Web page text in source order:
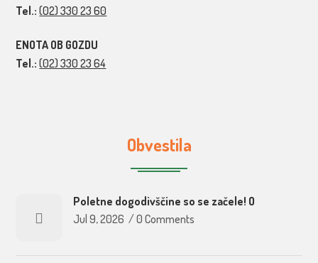
Tel.: (02) 330 23 60
ENOTA OB GOZDU
Tel.: (02) 330 23 64
Obvestila
Poletne dogodivščine so se začele! O
Jul 9, 2026 /0 Comments